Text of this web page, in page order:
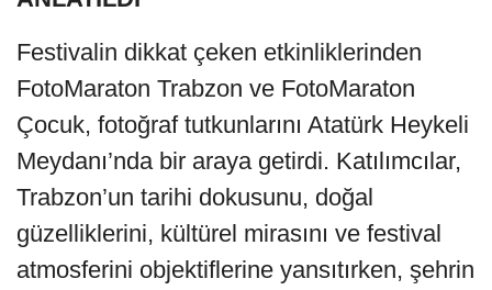
Festivalin dikkat çeken etkinliklerinden
FotoMaraton Trabzon ve FotoMaraton
Çocuk, fotoğraf tutkunlarını Atatürk Heykeli
Meydanı’nda bir araya getirdi. Katılımcılar,
Trabzon’un tarihi dokusunu, doğal
güzelliklerini, kültürel mirasını ve festival
atmosferini objektiflerine yansıtırken, şehrin